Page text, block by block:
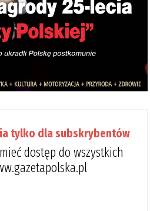
tylko dla subskrybentów
dostęp do wszystkich